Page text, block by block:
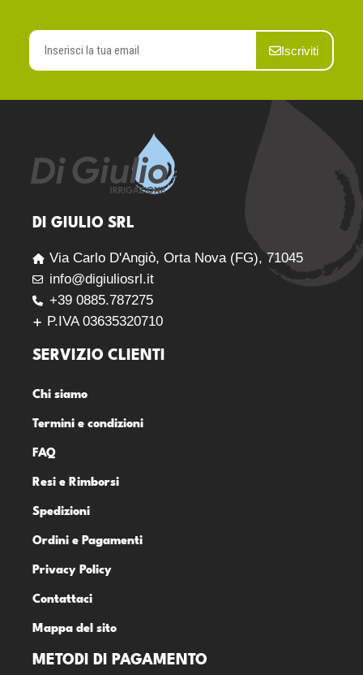
Iscriviti
DI GIULIO SRL
Via Carlo D'Angiò, Orta Nova (FG), 71045
info@digiuliosrl.it
+39 0885.787275
P.IVA 03635320710
SERVIZIO CLIENTI
Chi siamo
Termini e condizioni
FAQ
Resi e Rimborsi
Spedizioni
Ordini e Pagamenti
Privacy Policy
Contattaci
Mappa del sito
METODI DI PAGAMENTO